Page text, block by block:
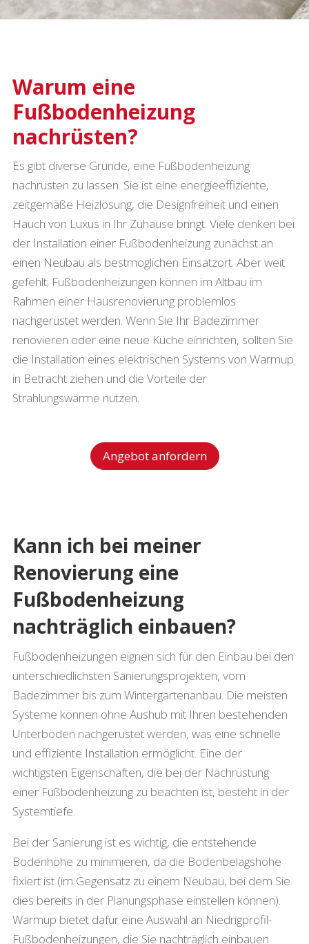
Warum eine
Fußbodenheizung
nachrüsten?
Es gibt diverse Gründe, eine Fußbodenheizung
nachrüsten zu lassen. Sie ist eine energieeffiziente,
zeitgemäße Heizlösung, die Designfreiheit und einen
Hauch von Luxus in Ihr Zuhause bringt. Viele denken bei
der Installation einer Fußbodenheizung zunächst an
einen Neubau als bestmöglichen Einsatzort. Aber weit
gefehlt; Fußbodenheizungen können im Altbau im
Rahmen einer Hausrenovierung problemlos
nachgerüstet werden. Wenn Sie Ihr Badezimmer
renovieren oder eine neue Küche einrichten, sollten Sie
die Installation eines elektrischen Systems von Warmup
in Betracht ziehen und die Vorteile der
Strahlungswärme nutzen.
Angebot anfordern
Kann ich bei meiner
Renovierung eine
Fußbodenheizung
nachträglich einbauen?
Fußbodenheizungen eignen sich für den Einbau bei den
unterschiedlichsten Sanierungsprojekten, vom
Badezimmer bis zum Wintergartenanbau. Die meisten
Systeme können ohne Aushub mit Ihren bestehenden
Unterböden nachgerüstet werden, was eine schnelle
und effiziente Installation ermöglicht. Eine der
wichtigsten Eigenschaften, die bei der Nachrüstung
einer Fußbodenheizung zu beachten ist, besteht in der
Systemtiefe.
Bei der Sanierung ist es wichtig, die entstehende
Bodenhöhe zu minimieren, da die Bodenbelagshöhe
fixiert ist (im Gegensatz zu einem Neubau, bei dem Sie
dies bereits in der Planungsphase einstellen können).
Warmup bietet dafür eine Auswahl an Niedrigprofil-
Fußbodenheizungen, die Sie nachträglich einbauen